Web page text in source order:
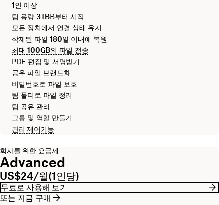
1인 이상
팀 용량 3TBB부터 시작
모든 장치에서 연결 상태 유지
삭제된 파일 180일 이내에 복원
최대 100GB의 파일 전송
PDF 편집 및 서명받기
공유 파일 브랜드화
비밀번호로 파일 보호
팀 폴더로 파일 정리
팀 공유 관리
그룹 및 역할 만들기
관리 제어기능
회사를 위한 요금제
Advanced
US$24/월(1인당)
무료로 사용해 보기
또는 지금 구매